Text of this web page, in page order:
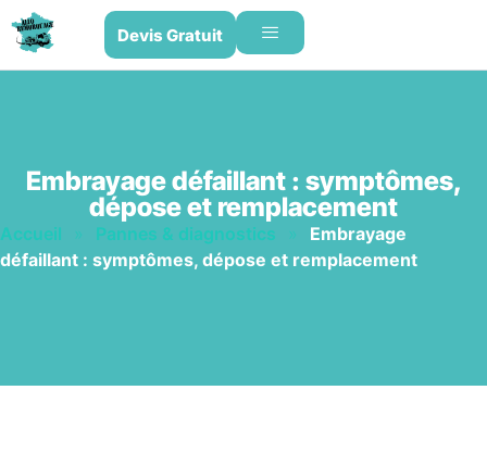
Devis Gratuit
Embrayage défaillant : symptômes,
dépose et remplacement
Accueil » Pannes & diagnostics »
Embrayage
défaillant : symptômes, dépose et remplacement